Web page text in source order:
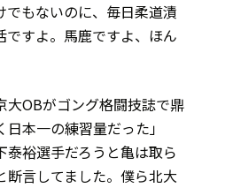
でもないのに、毎日柔道漬
ですよ。馬鹿ですよ、ほん
大OBがゴング格闘技誌で鼎
本一の練習量だった」
泰裕選手だろうと亀は取ら
断言してました。僕ら北大